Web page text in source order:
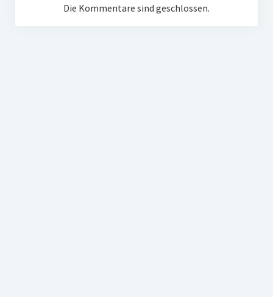
Die Kommentare sind geschlossen.